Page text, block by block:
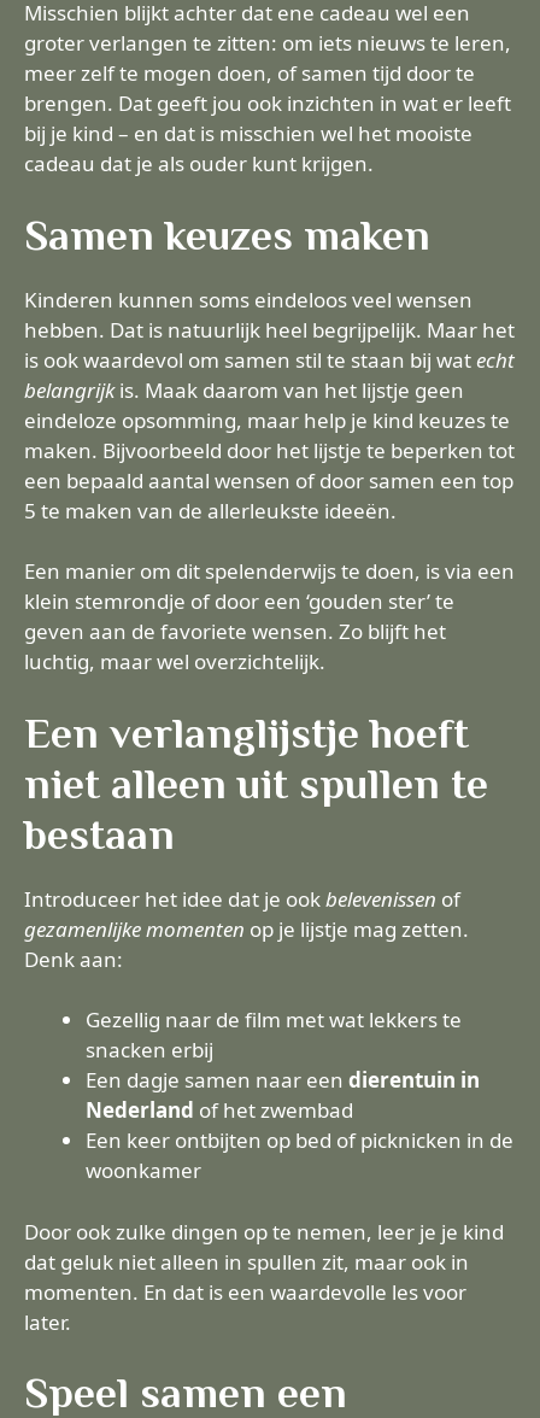
Misschien blijkt achter dat ene cadeau wel een
groter verlangen te zitten: om iets nieuws te leren,
meer zelf te mogen doen, of samen tijd door te
brengen. Dat geeft jou ook inzichten in wat er leeft
bij je kind – en dat is misschien wel het mooiste
cadeau dat je als ouder kunt krijgen.
Samen keuzes maken
Kinderen kunnen soms eindeloos veel wensen
hebben. Dat is natuurlijk heel begrijpelijk. Maar het
is ook waardevol om samen stil te staan bij watecht
belangrijkis. Maak daarom van het lijstje geen
eindeloze opsomming, maar help je kind keuzes te
maken. Bijvoorbeeld door het lijstje te beperken tot
een bepaald aantal wensen of door samen een top
5 te maken van de allerleukste ideeën.
Een manier om dit spelenderwijs te doen, is via een
klein stemrondje of door een ‘gouden ster’ te
geven aan de favoriete wensen. Zo blijft het
luchtig, maar wel overzichtelijk.
Een verlanglijstje hoeft
niet alleen uit spullen te
bestaan
Introduceer het idee dat je ookbelevenissen of
gezamenlijke momenten op je lijstje mag zetten.
Denk aan:
Gezellig naar de film met wat lekkers te
snacken erbij
Een dagje samen naar een dierentuin in
Nederland of het zwembad
Een keer ontbijten op bed of picknicken in de
woonkamer
Door ook zulke dingen op te nemen, leer je je kind
dat geluk niet alleen in spullen zit, maar ook in
momenten. En dat is een waardevolle les voor
later.
Speel samen een